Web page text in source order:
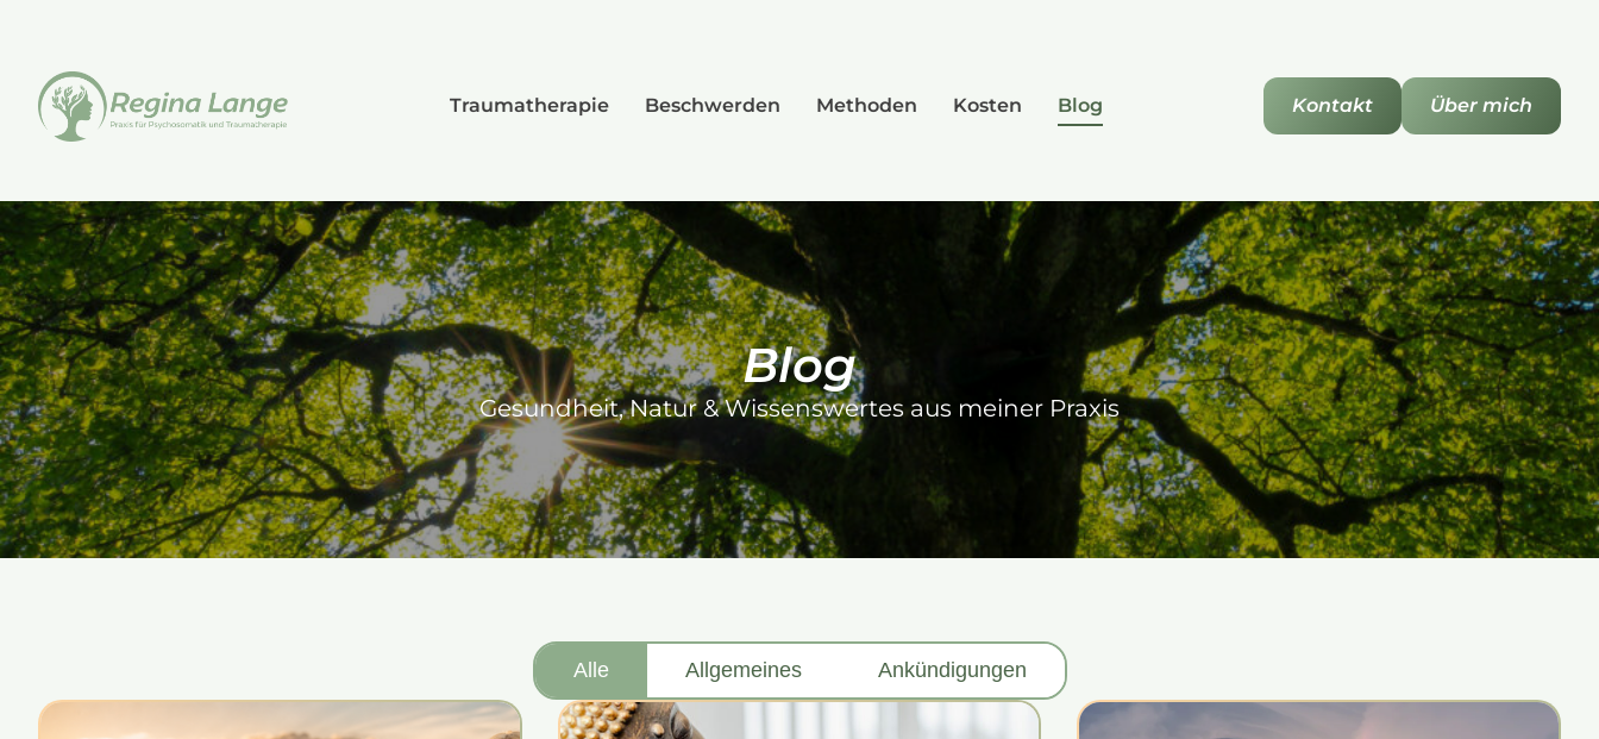
Traumatherapie Beschwerden Methoden Kosten Blog Kontakt Über mich
Blog
Gesundheit, Natur & Wissenswertes aus meiner Praxis
Allgemeines Ankündigungen
Alle